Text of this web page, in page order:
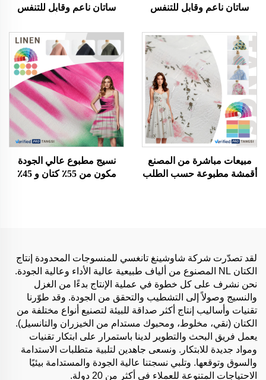
ساتان ناعم وقابل للتنفس
البشرة أقمشة ملابس للرجال
والنساء تستخدم في صنع
الملابس
ساتان ناعم وقابل للتنفس
البشرة أقمشة ملابس للرجال
والنساء تستخدم في صنع
مبيعات مباشرة من المصنع
أقمشة مطبوعة حسب الطلب
نسيج مطبوع عالي الجودة
مكون من 55٪ كتان و 45٪
لقد تصدّرت شركة شاوشينغ تانغسي للمنسوجات المحدودة إنتاج
الكتان NL المصنوع من ألياف طبيعية عالية الأداء وعالية الجودة.
نحن نشرف على كل خطوة في عملية الإنتاج بدءًا من الغزل
والنسيج وصولاً إلى التشطيب والتحقق من الجودة. وقد طوّرنا
تقنيات وأساليب إنتاج أكثر صداقة للبيئة لتصنيع أنواع مختلفة من
الكتان (نقي، مخلوط، ومحبوك مستدام من الخيزران والتانسيل).
يعمل فريق البحث والتطوير لدينا باستمرار على ابتكار تقنيات
ومواد جديدة للابتكار. ونسعى جاهدين لتلبية متطلبات الاستدامة
والسوق وتوقعها. وتلبي نسجتنا عالية الجودة والمستدامة بيئيًا
الاحتياجات المتنوعة للعملاء في أكثر من 20 دولة.